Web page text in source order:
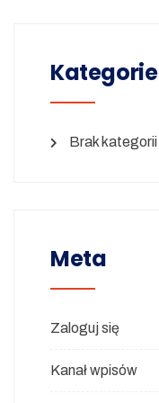
Kategorie
Brak kategorii
Meta
Zaloguj się
Kanał wpisów